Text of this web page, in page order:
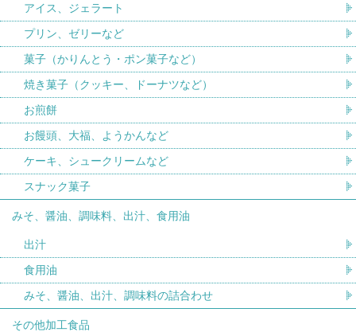
アイス、ジェラート
プリン、ゼリーなど
菓子（かりんとう・ポン菓子など）
焼き菓子（クッキー、ドーナツなど）
お煎餅
お饅頭、大福、ようかんなど
ケーキ、シュークリームなど
スナック菓子
みそ、醤油、調味料、出汁、食用油
出汁
食用油
みそ、醤油、出汁、調味料の詰合わせ
その他加工食品